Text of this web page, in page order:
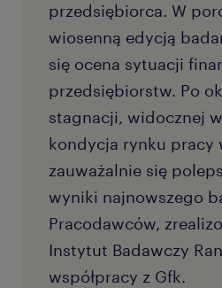
przedsiębiorca. W
wiosenną edycją
się ocena sytuacji
przedsiębiorstw. Po
stagnacji, widocznej
kondycja rynku pracy
zauważalnie się
wyniki najnowszego
Pracodawców,
Instytut Badawczy
współpracy z Gfk.